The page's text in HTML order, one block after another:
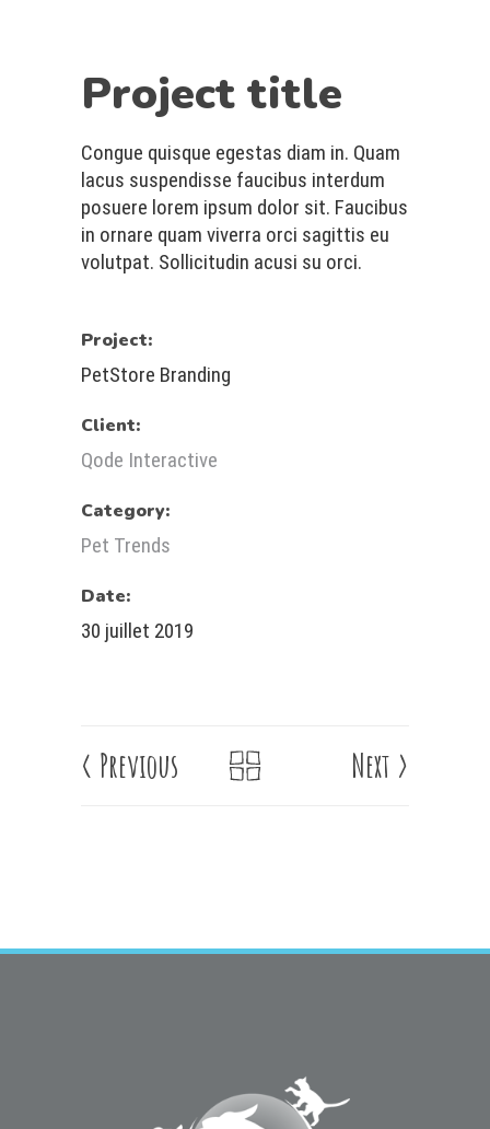
Project title
Congue quisque egestas diam in. Quam
lacus suspendisse faucibus interdum
posuere lorem ipsum dolor sit. Faucibus
in ornare quam viverra orci sagittis eu
volutpat. Sollicitudin acusi su orci.
Project:
PetStore Branding
Client:
Qode Interactive
Category:
Pet Trends
Date:
30 juillet 2019
< Previous Next >